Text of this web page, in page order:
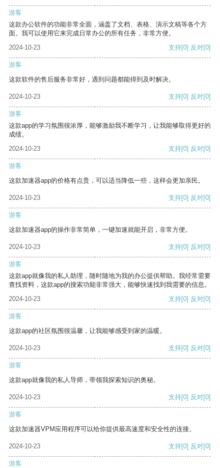
游客
这款办公软件的功能非常全面，涵盖了文档、表格、演示文稿等各个方
面。我可以使用它来完成日常办公的所有任务，非常方便。
2024-10-23
支持[0] 反对[0]
游客
这款软件的售后服务非常好，遇到问题都能得到及时解决。
2024-10-23 支持[0] 反对[0]
游客
这款app的学习氛围很浓厚，能够激励我不断学习，让我能够取得更好的
成绩。
2024-10-23
支持[0] 反对[0]
游客
这款加速器app的价格有点贵，可以适当降低一些，这样会更加亲民。
2024-10-23 支持[0] 反对[0]
游客
这款加速器app的操作非常简单，一键加速就能开启，非常方便。
2024-10-23 支持[0] 反对[0]
游客
这款app就像我的私人助理，随时随地为我的办公提供帮助。我经常需要
查找资料，这款app的搜索功能非常强大，能够快速找到我需要的信息。
2024-10-23
支持[0] 反对[0]
游客
这款app的社区氛围很温馨，让我能够感受到家的温暖。
2024-10-23 支持[0] 反对[0]
游客
这款app就像我的私人导师，带领我探索知识的奥秘。
2024-10-23 支持[0] 反对[0]
游客
这款加速器VPM应用程序可以给你提供最高速度和安全性的连接。
2024-10-23 支持[0] 反对[0]
游客